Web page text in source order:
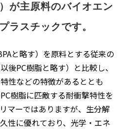
が主原料のバイオエン
ラスチックです。
と略す）を原料とする従来の
後PC樹脂と略す）と比較し、
性などの特徴があるととも
樹脂に匹敵する耐衝撃特性を
マーではありますが、生分解
性に優れており、光学・エネ